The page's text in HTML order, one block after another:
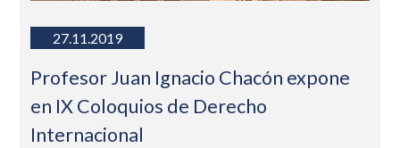
27.11.2019
Profesor Juan Ignacio Chacón expone
en IX Coloquios de Derecho
Internacional